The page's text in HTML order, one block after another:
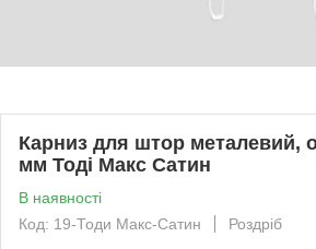
Карниз для штор металевий,
мм Тоді Макс Сатин
В наявності
Код: 19-Тоди Макс-Сатин
Роздріб